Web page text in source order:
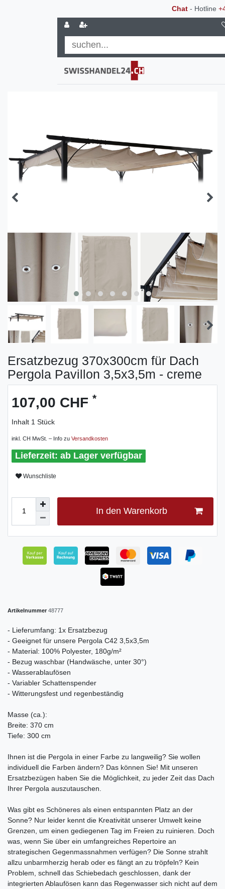
Chat- Hotline
Ersatzbezug 370x300cm für Dach
Pergola Pavillon 3,5x3,5m - creme
107,00 CHF *
Inhalt 1 Stück
inkl. CH MwSt. – Info zu Versandkosten
ab Lager verfügbar
Wunschliste
In den Warenkorb
Artikelnummer 48777
- Lieferumfang: 1x Ersatzbezug
- Geeignet für unsere Pergola C42 3,5x3,5m
- Material: 100% Polyester, 180g/m²
- Bezug waschbar (Handwäsche, unter 30°)
- Wasserablaufösen
- Variabler Schattenspender
- Witterungsfest und regenbeständig
Masse (ca.):
Breite: 370 cm
Tiefe: 300 cm
Ihnen ist die Pergola in einer Farbe zu langweilig? Sie wollen
individuell die Farben ändern? Das können Sie! Mit unseren
Ersatzbezügen haben Sie die Möglichkeit, zu jeder Zeit das Dach
Ihrer Pergola auszutauschen.
Was gibt es Schöneres als einen entspannten Platz an der
Sonne? Nur leider kennt die Kreativität unserer Umwelt keine
Grenzen, um einen gediegenen Tag im Freien zu ruinieren. Doch
was, wenn Sie über ein umfangreiches Repertoire an
strategischen Gegenmassnahmen verfügen? Die Sonne strahlt
allzu unbarmherzig herab oder es fängt an zu tröpfeln? Kein
Problem, schnell das Schiebedach geschlossen, dank der
integrierten Ablaufösen kann das Regenwasser sich nicht auf dem